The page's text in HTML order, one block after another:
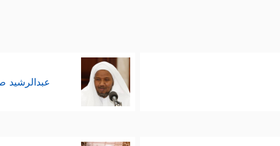
عبدالرشيد